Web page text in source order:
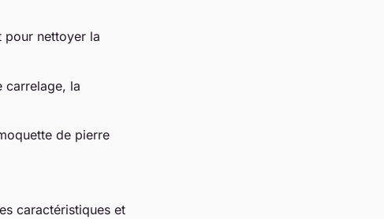
pour nettoyer la
carrelage, la
de pierre
caractéristiques et